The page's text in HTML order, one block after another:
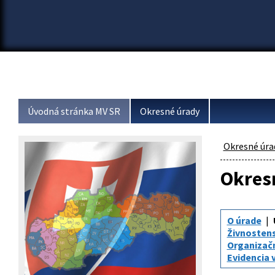
Úvodná stránka MV SR Okresné úrady
Okresné
O úrade
Evidencia